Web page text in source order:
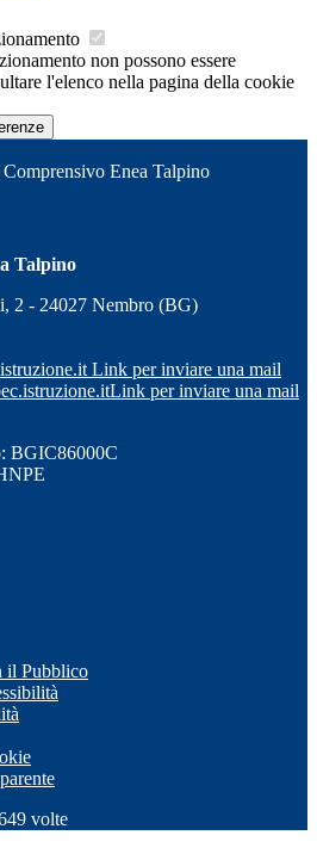
non possono essere
l'elenco nella pagina della cookie
Enea Talpino
Talpino
2 - 24027 Nembro (BG)
Link per inviare una mail
Link per inviare una mail
BGIC86000C
il Pubblico
volte